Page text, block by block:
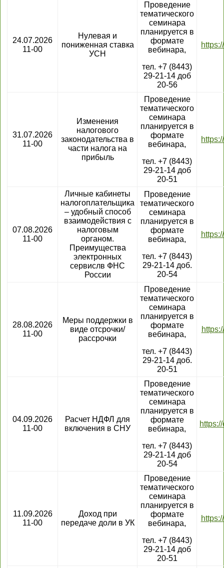
24.07.2026
11-00
Нулевая и
пониженная ставка
УСН
Проведение
тематического
семинара
планируется в
формате
вебинара,
тел. +7 (8443)
29-21-14 доб
20-56
31.07.2026
11-00
Изменения
налогового
законодательства в
части налога на
прибыль
Проведение
тематического
семинара
планируется в
формате
вебинара,
тел. +7 (8443)
29-21-14 доб
20-51
07.08.2026
11-00
Личные кабинеты
налогоплательщика
– удобный способ
взаимодействия с
налоговым
органом.
Преимущества
электронных
сервислв ФНС
России
Проведение
тематического
семинара
планируется в
формате
вебинара,
тел. +7 (8443)
29-21-14 доб.
20-54
28.08.2026
11-00
Меры поддержки в
виде отсрочки/
рассрочки
Проведение
тематического
семинара
планируется в
формате
вебинара,
тел. +7 (8443)
29-21-14 доб.
20-51
04.09.2026
11-00
Расчет НДФЛ для
включения в СНУ
Проведение
тематического
семинара
планируется в
формате
вебинара,
тел. +7 (8443)
29-21-14 доб
20-54
11.09.2026
11-00
Доход при
передаче доли в УК
Проведение
тематического
семинара
планируется в
формате
вебинара,
тел. +7 (8443)
29-21-14 доб
20-51